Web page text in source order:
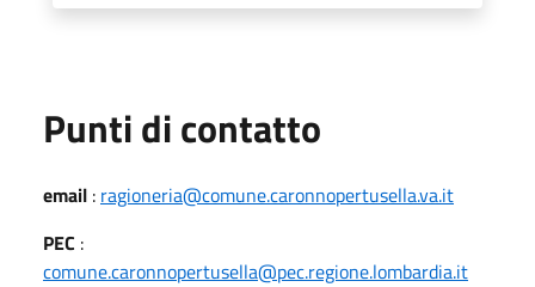
Punti di contatto
email : ragioneria@comune.caronnopertusella.va.it
PEC :
comune.caronnopertusella@pec.regione.lombardia.it